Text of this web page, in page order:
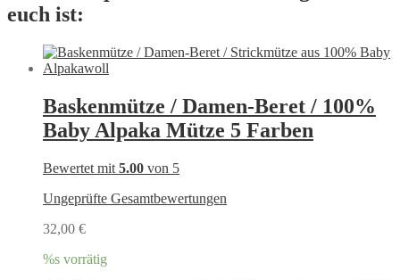
euch ist:
Baskenmütze / Damen-Beret / 100%
Baby Alpaka Mütze 5 Farben
Bewertet mit 5.00 von 5
Ungeprüfte Gesamtbewertungen
32,00 €
%s vorrätig